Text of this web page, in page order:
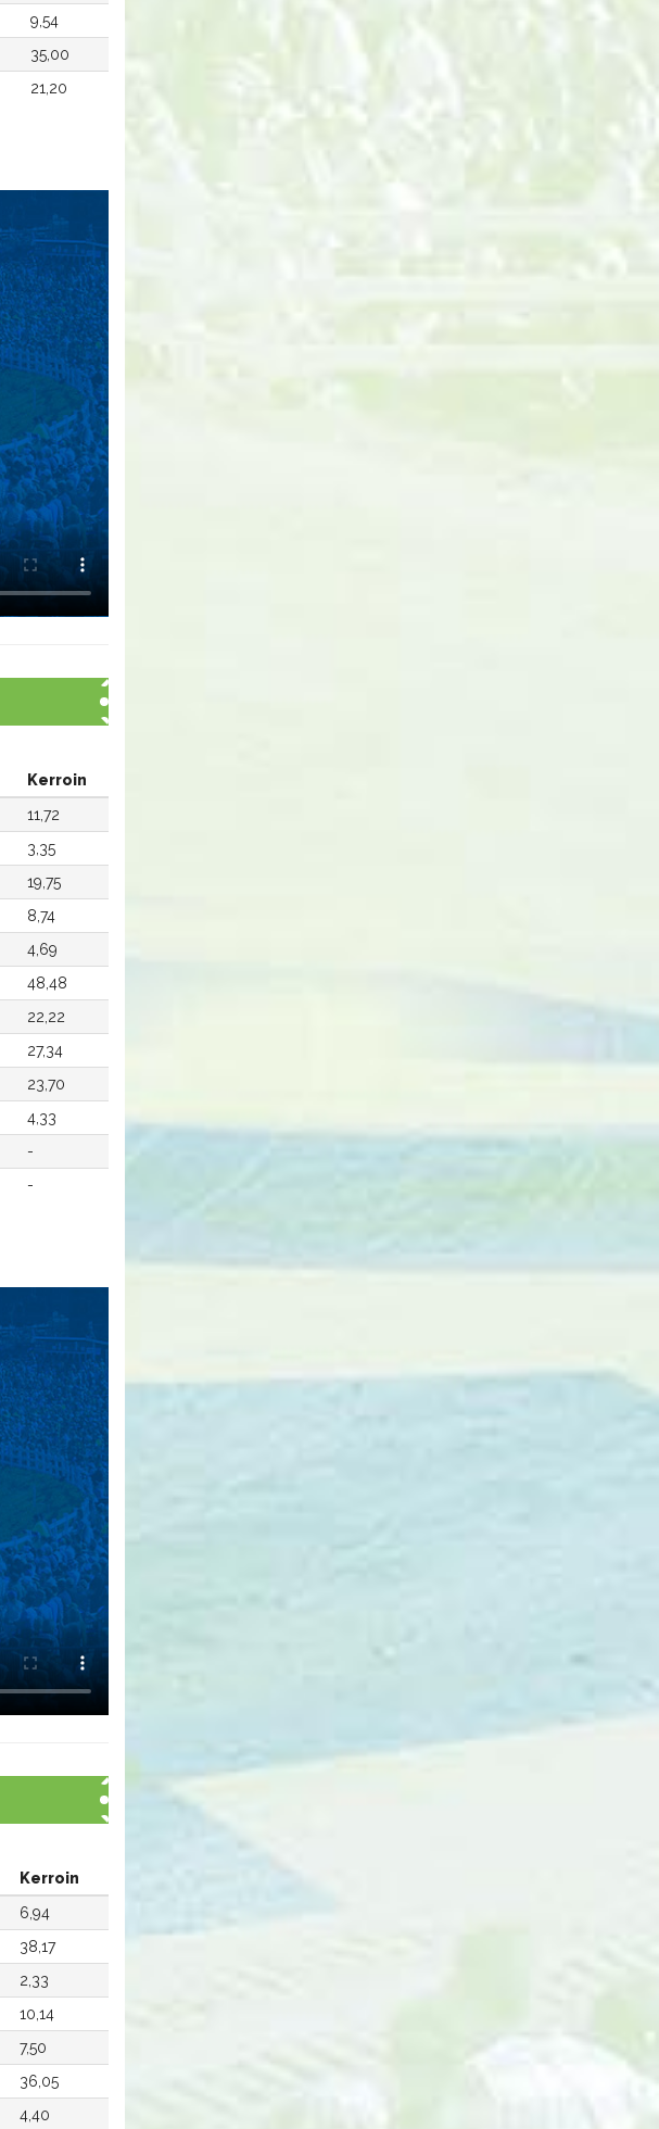
9,54
35,00
21,20
Kerroin
11,72
3,35
19,75
8,74
4,69
48,48
22,22
27,34
23,70
4,33
-
-
Kerroin
6,94
38,17
2,33
10,14
7,50
36,05
4,40